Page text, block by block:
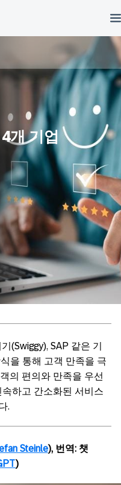
개 기업
(Swiggy), SAP 같은 기
을 통해 고객 만족을 극
의 편의와 만족을 우선
하고 간소화된 서비스
.
Steinle), 번역: 챗
)